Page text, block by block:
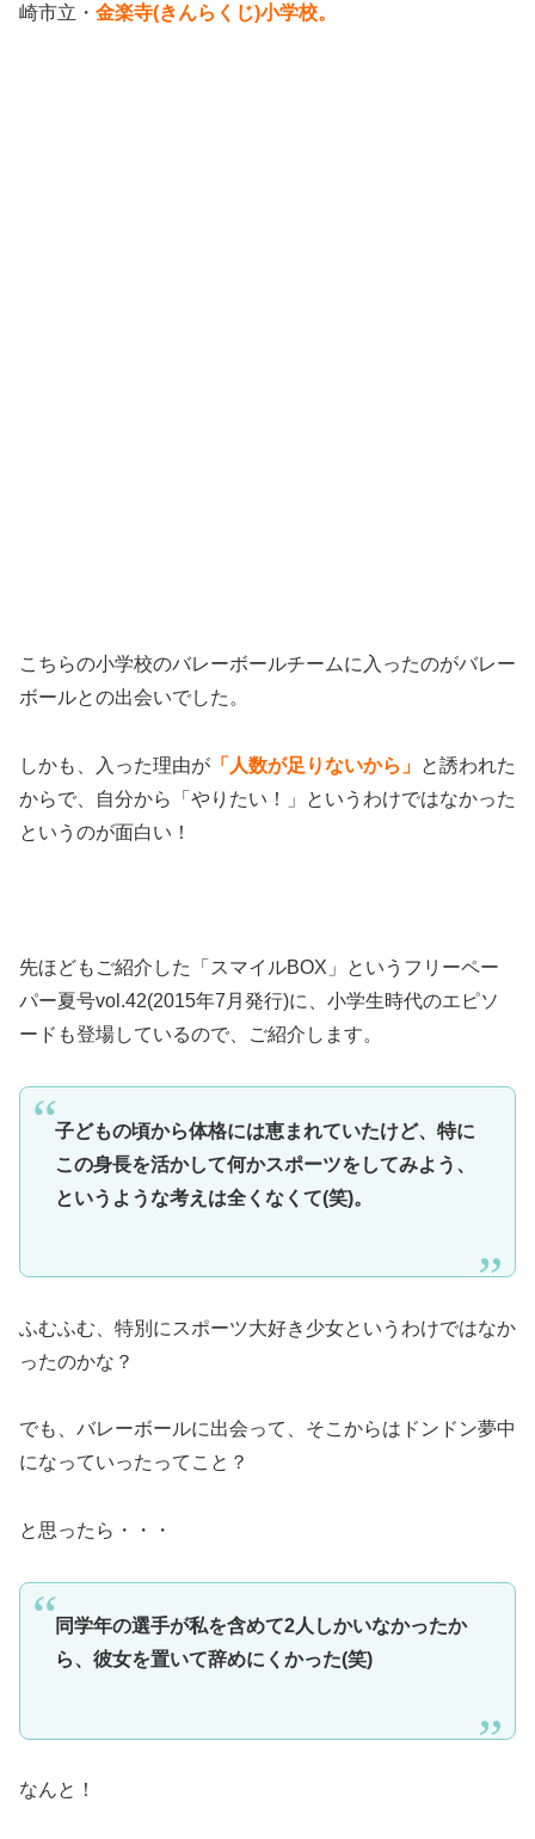
崎市立・ 金楽寺(きんらくじ)小学校。
こちらの小学校のバレーボールチームに入ったのがバレー
ボールとの出会いでした。
しかも、入った理由が 「人数が足りないから」 と誘われた
からで、自分から「やりたい！」というわけではなかった
というのが面白い！
先ほどもご紹介した「スマイルBOX」というフリーペー
パー夏号vol.42(2015年7月発行)に、小学生時代のエピソ
ードも登場しているので、ご紹介します。
子どもの頃から体格には恵まれていたけど、特に
この身長を活かして何かスポーツをしてみよう、
というような考えは全くなくて(笑)。
ふむふむ、特別にスポーツ大好き少女というわけではなか
ったのかな？
でも、バレーボールに出会って、そこからはドンドン夢中
になっていったってこと？
と思ったら・・・
同学年の選手が私を含めて2人しかいなかったか
ら、彼女を置いて辞めにくかった(笑)
なんと！